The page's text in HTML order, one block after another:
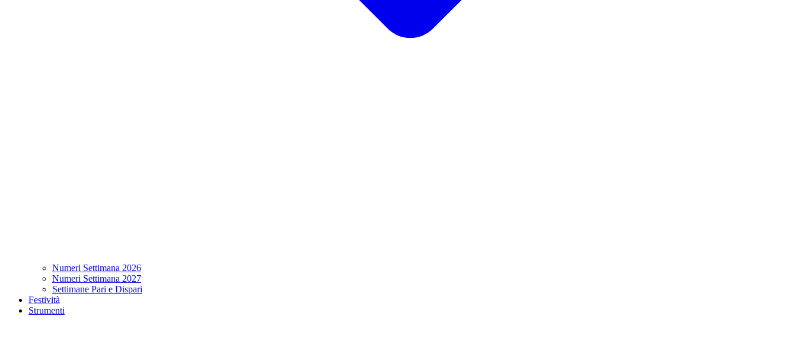
Numeri Settimana 2026
Numeri Settimana 2027
Settimane Pari e Dispari
Festività
Strumenti